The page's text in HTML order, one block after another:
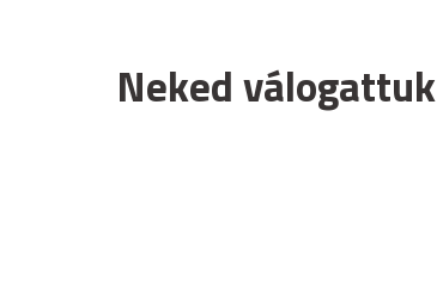
Neked válogattuk